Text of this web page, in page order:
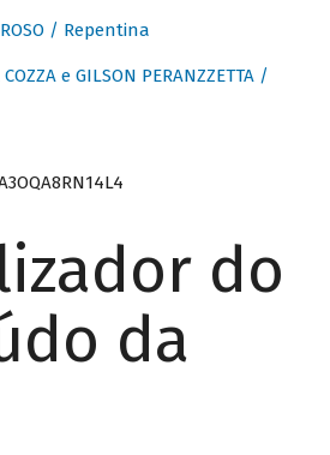
/ Repentina
e GILSON PERANZZETTA /
do
da